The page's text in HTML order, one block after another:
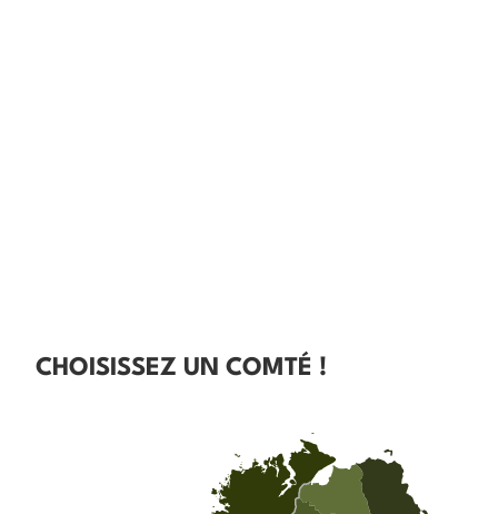
CHOISISSEZ UN COMTÉ !